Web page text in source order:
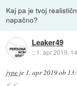
Kaj pa je tvoj
napačno?
Leaker49
:: 1. apr 2019,
jype je 1. apr 2019 ob